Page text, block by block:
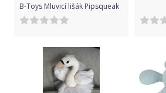
B-Toys Mluvicí lišák Pipsqueak